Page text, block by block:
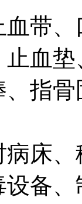
带
血
指
床
备